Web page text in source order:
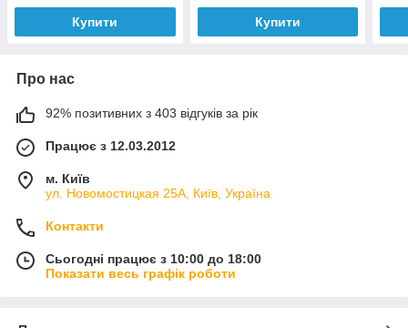
Купити Купити
Про нас
92% позитивних з 403 відгуків за рік
Працює з 12.03.2012
м. Київ
ул. Новомостицкая 25А, Київ, Україна
Контакти
Сьогодні працює з 10:00 до 18:00
Показати весь графік роботи